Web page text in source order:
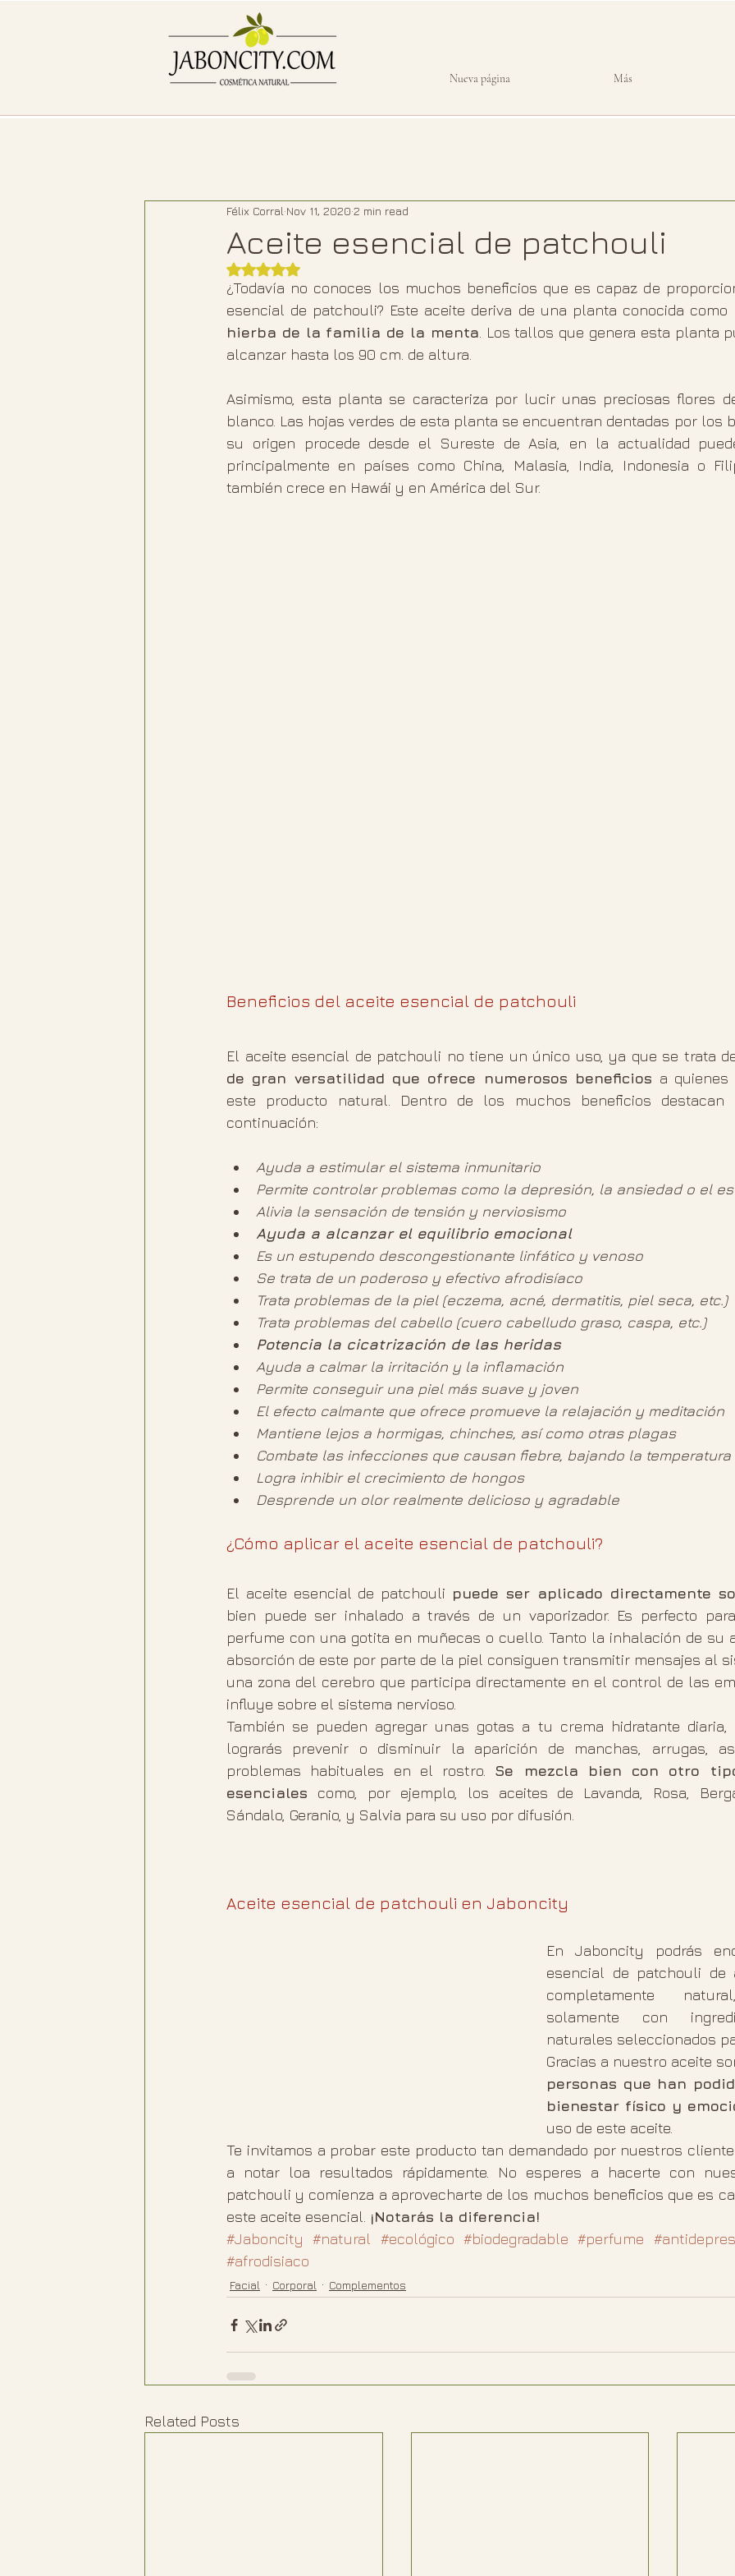
Nueva página Más
Aceite esencial de patchouli
Félix Corral Nov 11, 2020 2 min read
Rated NaN out of 5 stars.
¿Todavía no conoces los muchos beneficios que es capaz de
hierba de la familia de la menta . Los tallos que genera esta planta
alcanzar hasta los 90 cm. de altura.
Asimismo, esta planta se caracteriza por lucir unas preciosas flores
blanco. Las hojas verdes de esta planta se encuentran dentadas por los
su origen procede desde el Sureste de Asia, en la actualidad
principalmente en países como China, Malasia, India, Indonesia o
también crece en Hawái y en América del Sur.
Beneficios del aceite esencial de patchouli
El aceite esencial de patchouli no tiene un único uso, ya que se trata
de gran versatilidad que ofrece numerosos beneficios a
este producto natural. Dentro de los muchos beneficios
continuación:
Ayuda a estimular el sistema inmunitario
Permite controlar problemas como la depresión, la ansiedad o el
Alivia la sensación de tensión y nerviosismo
Ayuda a alcanzar el equilibrio emocional
Es un estupendo descongestionante linfático y venoso
Se trata de un poderoso y efectivo afrodisíaco
Trata problemas de la piel (eczema, acné, dermatitis, piel seca, etc.)
Trata problemas del cabello (cuero cabelludo graso, caspa, etc.)
Potencia la cicatrización de las heridas
Ayuda a calmar la irritación y la inflamación
Permite conseguir una piel más suave y joven
El efecto calmante que ofrece promueve la relajación y meditación
Mantiene lejos a hormigas, chinches, así como otras plagas
Combate las infecciones que causan fiebre, bajando la temperatura
Logra inhibir el crecimiento de hongos
Desprende un olor realmente delicioso y agradable
¿Cómo aplicar el aceite esencial de patchouli?
El aceite esencial de patchouli puede ser aplicado directamente
bien puede ser inhalado a través de un vaporizador. Es perfecto
perfume con una gotita en muñecas o cuello. Tanto la inhalación de su
absorción de este por parte de la piel consiguen transmitir mensajes al
una zona del cerebro que participa directamente en el control de las
influye sobre el sistema nervioso.
También se pueden agregar unas gotas a tu crema hidratante diaria,
lograrás prevenir o disminuir la aparición de manchas, arrugas,
problemas habituales en el rostro. Se mezcla bien con otro
esenciales como, por ejemplo, los aceites de Lavanda, Rosa,
Sándalo, Geranio, y Salvia para su uso por difusión.
Aceite esencial de patchouli en Jaboncity
En Jaboncity podrás
esencial de patchouli de
completamente
solamente con
naturales seleccionados
Gracias a nuestro aceite
personas que han
bienestar físico y
uso de este aceite.
Te invitamos a probar este producto tan demandado por nuestros
a notar loa resultados rápidamente. No esperes a hacerte con
patchouli y comienza a aprovecharte de los muchos beneficios que es
este aceite esencial. ¡Notarás la diferencia!
#Jaboncity
#natural #ecológico #biodegradable #perfume
#afrodisiaco
Facial Corporal Complementos
Related Posts